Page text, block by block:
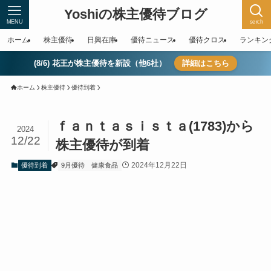
Yoshiの株主優待ブログ serch
MENU
ホーム 株主優待 日興在庫 優待ニュース 優待クロス ランキン
(8/6) 花王が株主優待を新設（他6社） 詳細はこちら
ホーム 株主優待 優待到着
ｆａｎｔａｓｉｓｔａ(1783)から
株主優待が到着
2024
12/22
優待到着 9月優待 健康食品 2024年12月22日